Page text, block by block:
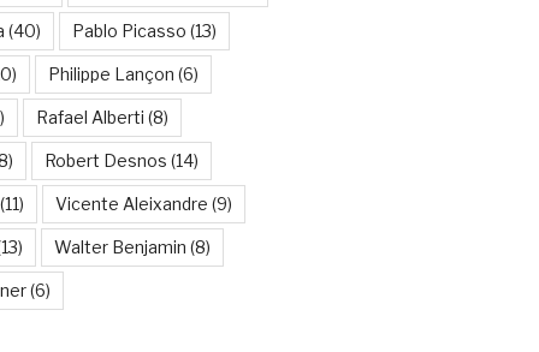
(40) Pablo Picasso (13)
Philippe Lançon (6)
Rafael Alberti (8)
Robert Desnos (14)
(11) Vicente Aleixandre (9)
Walter Benjamin (8)
(6)